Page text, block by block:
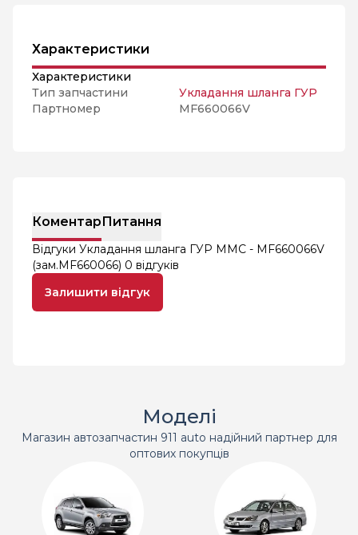
Характеристики
Характеристики
Тип запчастини
Укладання шланга ГУР
Партномер
MF660066V
КоментарПитання
Відгуки Укладання шланга ГУР MMC - MF660066V
(зам.MF660066) 0 відгуків
Залишити відгук
Моделі
Магазин автозапчастин 911 auto надійний партнер для
оптових покупців